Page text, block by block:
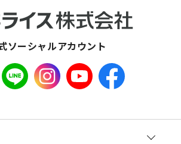
ソーシャルアカウント